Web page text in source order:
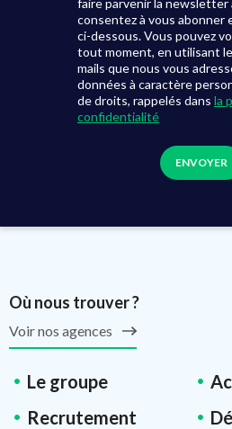
faire parvenir la newsletter
consentez à vous abonner
ci-dessous. Vous pouvez
tout moment, en utilisant
mails que nous vous
données à caractère
de droits, rappelés dans la
confidentialité
Où nous trouver ?
Voir nos agences
Le groupe
Recrutement